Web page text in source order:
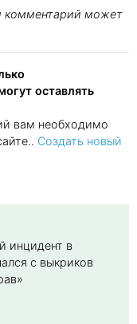
комментарий может
оставлять
вам необходимо
Создать новый
инцидент в
с выкриков